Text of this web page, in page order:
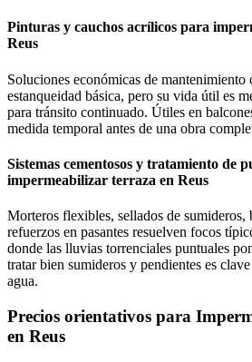
Pinturas y cauchos acrílicos para
Reus
Soluciones económicas de
estanqueidad básica, pero su vida útil es
para tránsito continuado. Útiles en
medida temporal antes de una obra
Sistemas cementosos y tratamiento de
impermeabilizar terraza en Reus
Morteros flexibles, sellados de sumideros,
refuerzos en pasantes resuelven focos
donde las lluvias torrenciales puntuales
tratar bien sumideros y pendientes es
agua.
Precios orientativos para
en Reus